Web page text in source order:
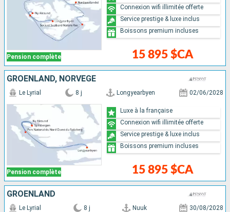
Pension complète 15 895 $CA
Connexion wifi illimitée offerte
Service prestige & luxe inclus
Boissons premium incluses
GRÖENLAND, NORVÈGE
Pension complète
Le Lyrial 8 j Longyearbyen 02/06/2028
15 895 $CA
Luxe à la française
Connexion wifi illimitée offerte
Service prestige & luxe inclus
Boissons premium incluses
GRÖENLAND
Le Lyrial 8 j Nuuk 30/08/2028